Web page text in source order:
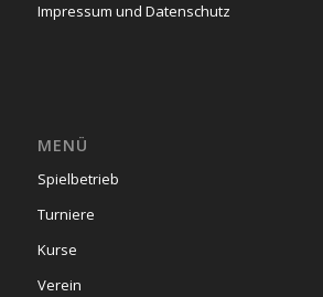
Impressum und Datenschutz
MENÜ
Spielbetrieb
Turniere
Kurse
Verein